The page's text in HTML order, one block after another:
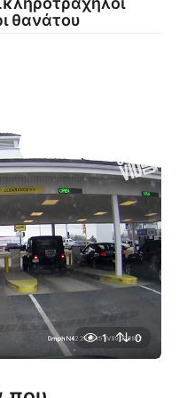
θανάτου
1 0